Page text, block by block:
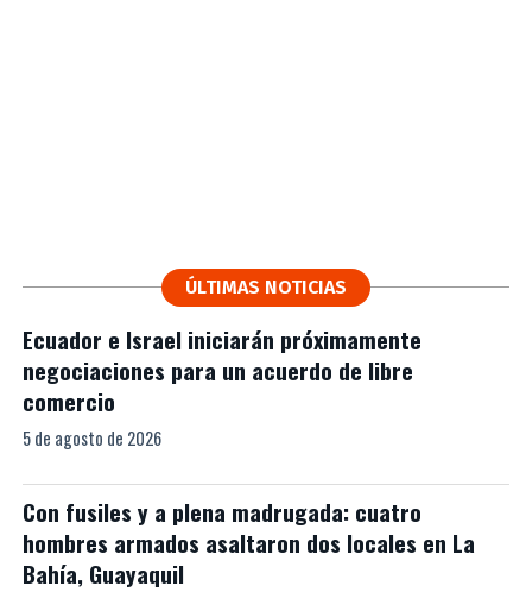
ÚLTIMAS NOTICIAS
Ecuador e Israel iniciarán próximamente
negociaciones para un acuerdo de libre
comercio
5 de agosto de 2026
Con fusiles y a plena madrugada: cuatro
hombres armados asaltaron dos locales en La
Bahía, Guayaquil